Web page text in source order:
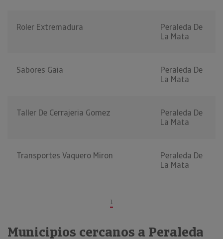
Roler Extremadura
Peraleda De
La Mata
Sabores Gaia
Peraleda De
La Mata
Taller De Cerrajeria Gomez
Peraleda De
La Mata
Transportes Vaquero Miron
Peraleda De
La Mata
1
Municipios cercanos a Peraleda